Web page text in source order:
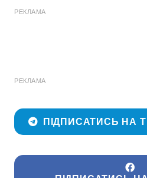
РЕКЛАМА
РЕКЛАМА
ПІДПИСАТИСЬ НА